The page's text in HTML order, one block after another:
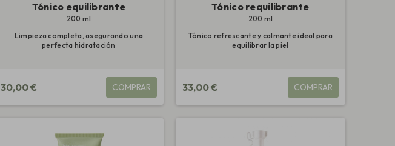
Tónico equilibrante
200 ml
Limpieza completa, asegurando una
perfecta hidratación
30,00 € COMPRAR
Tónico requilibrante
200 ml
Tónico refrescante y calmante ideal para
equilibrar la piel
33,00 € COMPRAR